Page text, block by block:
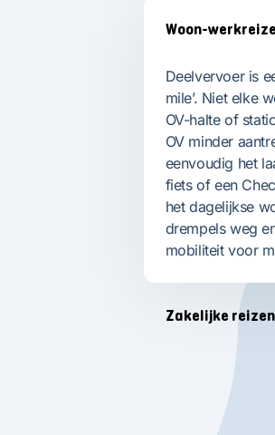
Woon-
Deelvervoer is
mile’. Niet elke
OV-halte of
OV minder
eenvoudig het
fiets of een
het dagelijkse
drempels weg
mobiliteit voor
Zakelijke reizen